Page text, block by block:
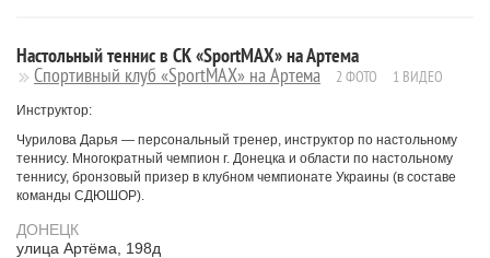
Настольный теннис в СК «SportMAX» на Артема
Спортивный клуб «SportMAX» на Артема 2 ФОТО 1 ВИДЕО
Инструктор:
Чурилова Дарья — персональный тренер, инструктор по настольному
теннису. Многократный чемпион г. Донецка и области по настольному
теннису, бронзовый призер в клубном чемпионате Украины (в составе
команды СДЮШОР).
ДОНЕЦК
улица Артёма, 198д